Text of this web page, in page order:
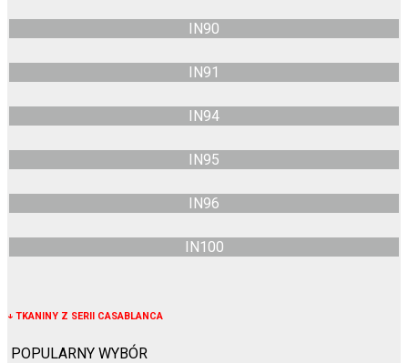
IN90
IN91
IN94
IN95
IN96
IN100
↓ TKANINY Z SERII CASABLANCA
POPULARNY WYBÓR